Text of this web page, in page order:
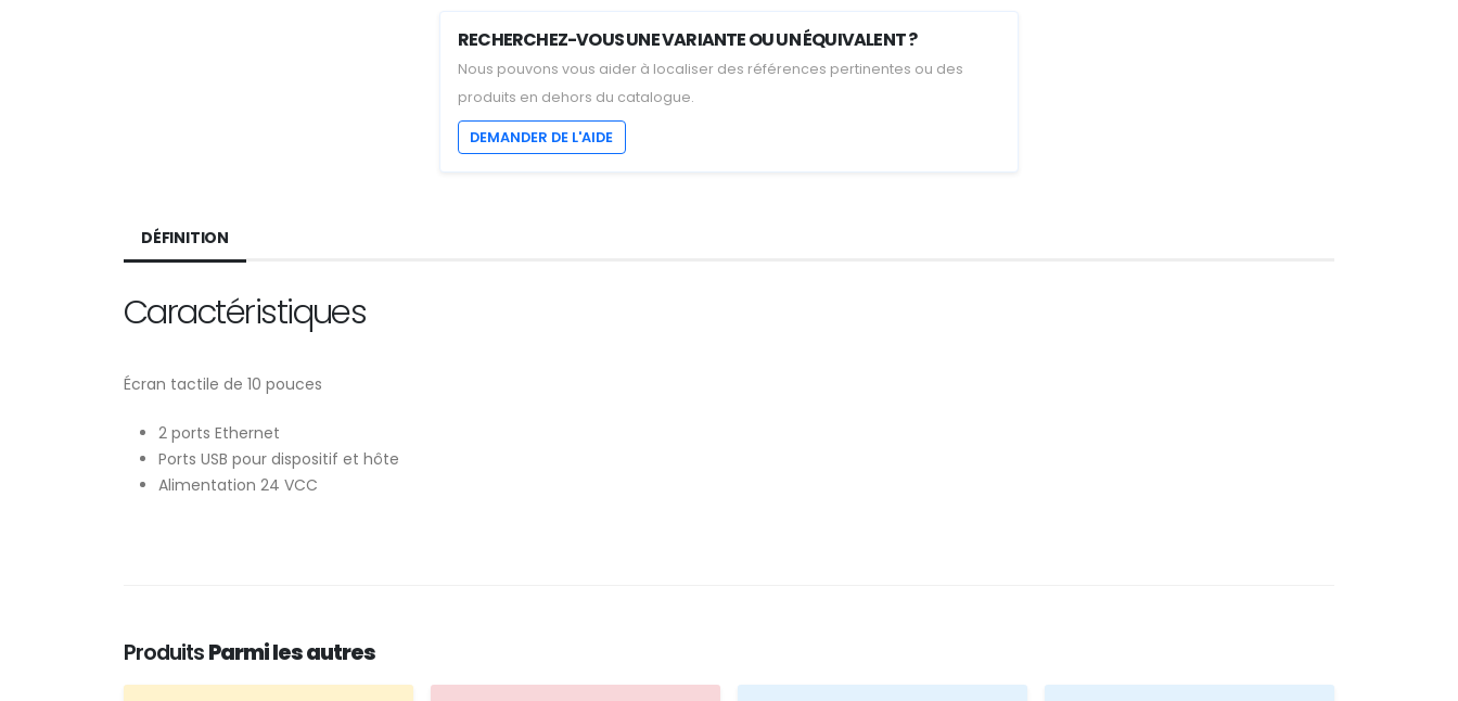
RECHERCHEZ-VOUS UNE VARIANTE OU UN ÉQUIVALENT ?
Nous pouvons vous aider à localiser des références pertinentes ou des
produits en dehors du catalogue.
DEMANDER DE L'AIDE
DÉFINITION
Caractéristiques
Écran tactile de 10 pouces
2 ports Ethernet
Ports USB pour dispositif et hôte
Alimentation 24 VCC
ProduitsParmi les autres